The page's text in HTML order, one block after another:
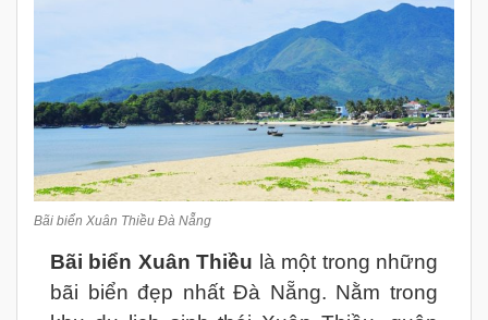
Bãi biển Xuân Thiều Đà Nẵng
Bãi biển Xuân Thiều là một trong những
bãi biển đẹp nhất Đà Nẵng. Nằm trong